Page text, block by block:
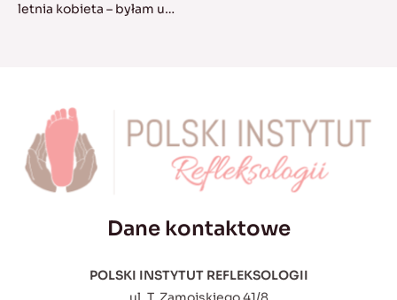
letnia kobieta – byłam u…
Dane kontaktowe
POLSKI INSTYTUT REFLEKSOLOGII